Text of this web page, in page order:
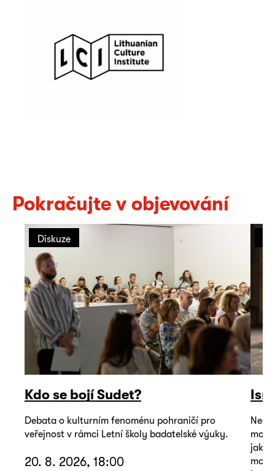
Pokračujte v objevování
Diskuze
Kdo se bojí Sudet?
Debata o kulturním fenoménu pohraničí pro
veřejnost v rámci Letní školy badatelské výuky.
20. 8. 2026, 18:00
jako